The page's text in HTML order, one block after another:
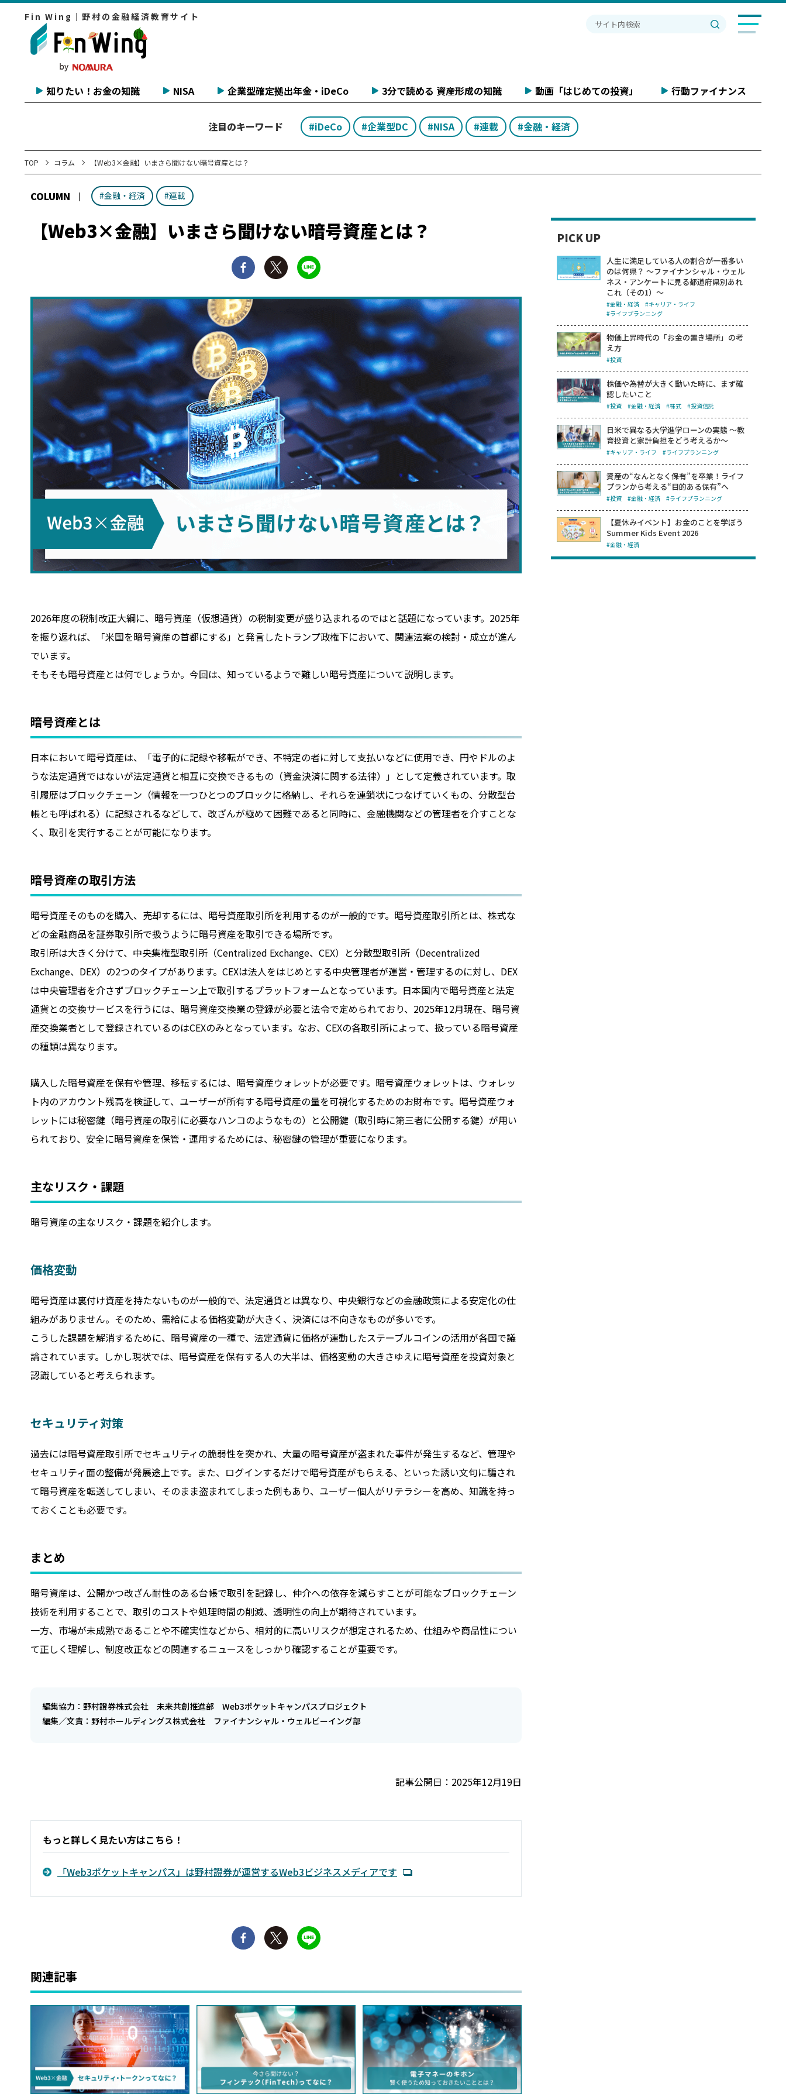
Fin Wing｜野村の金融経済教育サイト
知りたい！お金の知識 NISA 企業型確定拠出年金・iDeCo 3分で読める 資産形成の知識 動画「はじめての投資」 行動ファイナンス
注目のキーワード #iDeCo #企業型DC #NISA #連載 #金融・経済
TOP コラム 【Web3×金融】いまさら聞けない暗号資産とは？
COLUMN #金融・経済 #連載
【Web3×金融】いまさら聞けない暗号資産とは？
2026年度の税制改正大綱に、暗号資産（仮想通貨）の税制変更が盛り込まれるのではと話題になっています。2025年
を振り返れば、「米国を暗号資産の首都にする」と発言したトランプ政権下において、関連法案の検討・成立が進ん
でいます。
そもそも暗号資産とは何でしょうか。今回は、知っているようで難しい暗号資産について説明します。
暗号資産とは
日本において暗号資産は、「電子的に記録や移転ができ、不特定の者に対して支払いなどに使用でき、円やドルのよ
うな法定通貨ではないが法定通貨と相互に交換できるもの（資金決済に関する法律）」として定義されています。取
引履歴はブロックチェーン（情報を一つひとつのブロックに格納し、それらを連鎖状につなげていくもの、分散型台
帳とも呼ばれる）に記録されるなどして、改ざんが極めて困難であると同時に、金融機関などの管理者を介すことな
く、取引を実行することが可能になります。
暗号資産の取引方法
暗号資産そのものを購入、売却するには、暗号資産取引所を利用するのが一般的です。暗号資産取引所とは、株式な
どの金融商品を証券取引所で扱うように暗号資産を取引できる場所です。
取引所は大きく分けて、中央集権型取引所（Centralized Exchange、CEX）と分散型取引所（Decentralized
Exchange、DEX）の2つのタイプがあります。CEXは法人をはじめとする中央管理者が運営・管理するのに対し、DEX
は中央管理者を介さずブロックチェーン上で取引するプラットフォームとなっています。日本国内で暗号資産と法定
通貨との交換サービスを行うには、暗号資産交換業の登録が必要と法令で定められており、2025年12月現在、暗号資
産交換業者として登録されているのはCEXのみとなっています。なお、CEXの各取引所によって、扱っている暗号資産
の種類は異なります。
購入した暗号資産を保有や管理、移転するには、暗号資産ウォレットが必要です。暗号資産ウォレットは、ウォレッ
ト内のアカウント残高を検証して、ユーザーが所有する暗号資産の量を可視化するためのお財布です。暗号資産ウォ
レットには秘密鍵（暗号資産の取引に必要なハンコのようなもの）と公開鍵（取引時に第三者に公開する鍵）が用い
られており、安全に暗号資産を保管・運用するためには、秘密鍵の管理が重要になります。
主なリスク・課題
暗号資産の主なリスク・課題を紹介します。
価格変動
暗号資産は裏付け資産を持たないものが一般的で、法定通貨とは異なり、中央銀行などの金融政策による安定化の仕
組みがありません。そのため、需給による価格変動が大きく、決済には不向きなものが多いです。
こうした課題を解消するために、暗号資産の一種で、法定通貨に価格が連動したステーブルコインの活用が各国で議
論されています。しかし現状では、暗号資産を保有する人の大半は、価格変動の大きさゆえに暗号資産を投資対象と
認識していると考えられます。
セキュリティ対策
過去には暗号資産取引所でセキュリティの脆弱性を突かれ、大量の暗号資産が盗まれた事件が発生するなど、管理や
セキュリティ面の整備が発展途上です。また、ログインするだけで暗号資産がもらえる、といった誘い文句に騙され
て暗号資産を転送してしまい、そのまま盗まれてしまった例もあり、ユーザー個人がリテラシーを高め、知識を持っ
ておくことも必要です。
まとめ
暗号資産は、公開かつ改ざん耐性のある台帳で取引を記録し、仲介への依存を減らすことが可能なブロックチェーン
技術を利用することで、取引のコストや処理時間の削減、透明性の向上が期待されています。
一方、市場が未成熟であることや不確実性などから、相対的に高いリスクが想定されるため、仕組みや商品性につい
て正しく理解し、制度改正などの関連するニュースをしっかり確認することが重要です。
編集協力：野村證券株式会社 未来共創推進部 Web3ポケットキャンパスプロジェクト
編集／文責：野村ホールディングス株式会社 ファイナンシャル・ウェルビーイング部
記事公開日：2025年12月19日
もっと詳しく見たい方はこちら！
「Web3ポケットキャンパス」は野村證券が運営するWeb3ビジネスメディアです
関連記事
PICK UP
人生に満足している人の割合が一番多い
のは何県？ ～ファイナンシャル・ウェル
ネス・アンケートに見る都道府県別あれ
これ（その1）～
#金融・経済
#キャリア・ライフ
#ライフプランニング
物価上昇時代の「お金の置き場所」の考
え方
#投資
株価や為替が大きく動いた時に、まず確
認したいこと
#投資 #金融・経済 #株式 #投資信託
日米で異なる大学進学ローンの実態 ～教
育投資と家計負担をどう考えるか～
#キャリア・ライフ #ライフプランニング
資産の“なんとなく保有”を卒業！ライフ
プランから考える“目的ある保有”へ
#投資 #金融・経済 #ライフプランニング
【夏休みイベント】お金のことを学ぼう
Summer Kids Event 2026
#金融・経済